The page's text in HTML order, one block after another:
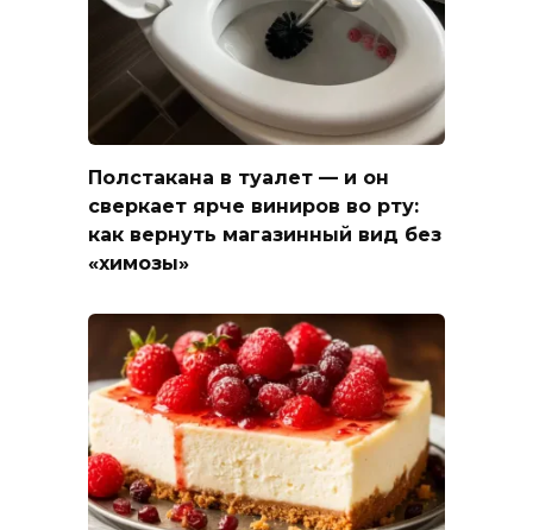
Полстакана в туалет — и он
сверкает ярче виниров во рту:
как вернуть магазинный вид без
«химозы»